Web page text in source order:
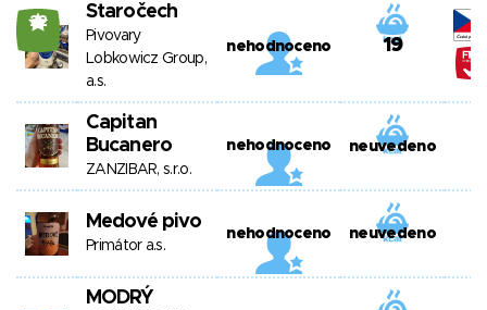
22 Staročech
Pivovary
Lobkowicz Group,
a.s.
nehodnoceno 19
Capitan
Bucanero
ZANZIBAR, s.r.o.
nehodnoceno neuvedeno
Medové pivo
Primátor a.s.
nehodnoceno neuvedeno
MODRÝ